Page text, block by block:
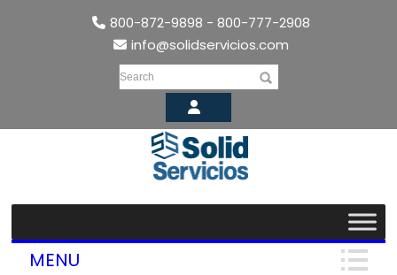
800-872-9898 - 800-777-2908
info@solidservicios.com
Search
MENU